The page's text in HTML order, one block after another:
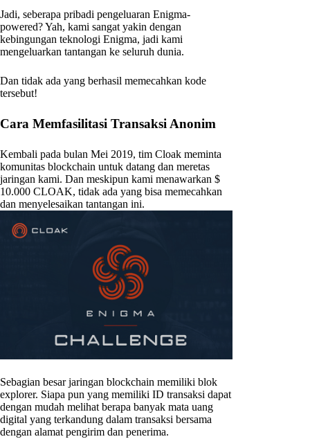
Jadi, seberapa pribadi pengeluaran Enigma-
powered? Yah, kami sangat yakin dengan
kebingungan teknologi Enigma, jadi kami
mengeluarkan tantangan ke seluruh dunia.
Dan tidak ada yang berhasil memecahkan kode
tersebut!
Cara Memfasilitasi Transaksi Anonim
Kembali pada bulan Mei 2019, tim Cloak meminta
komunitas blockchain untuk datang dan meretas
jaringan kami. Dan meskipun kami menawarkan $
10.000 CLOAK, tidak ada yang bisa memecahkan
dan menyelesaikan tantangan ini.
Sebagian besar jaringan blockchain memiliki blok
explorer. Siapa pun yang memiliki ID transaksi dapat
dengan mudah melihat berapa banyak mata uang
digital yang terkandung dalam transaksi bersama
dengan alamat pengirim dan penerima.